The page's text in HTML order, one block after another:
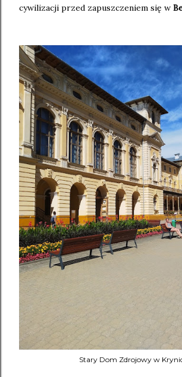
cywilizacji przed zapuszczeniem się w
Stary Dom Zdrojowy w